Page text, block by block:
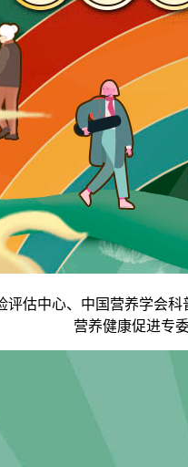
中心、中国营养学会科
营养健康促进专